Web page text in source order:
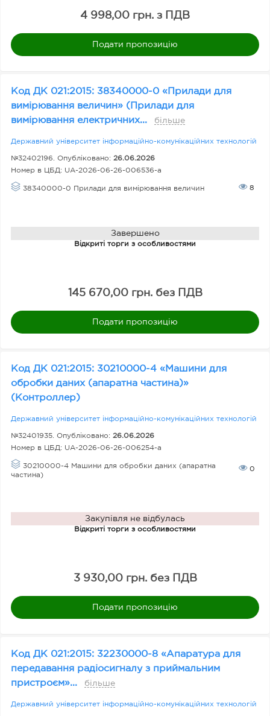
4 998,00 грн. з ПДВ
Подати пропозицію
Код ДК 021:2015: 38340000-0 «Прилади для
вимірювання величин» (Прилади для
вимірювання електричних...
більше
Державний університет інформаційно-комунікаційних технологій
№32402196. Опубліковано: 26.06.2026
Номер в ЦБД: UA-2026-06-26-006536-a
38340000-0 Прилади для вимірювання величин 8
Завершено
Відкриті торги з особливостями
145 670,00 грн. без ПДВ
Подати пропозицію
Код ДК 021:2015: 30210000-4 «Машини для
обробки даних (апаратна частина)»
(Контроллер)
Державний університет інформаційно-комунікаційних технологій
№32401935. Опубліковано: 26.06.2026
Номер в ЦБД: UA-2026-06-26-006254-a
30210000-4 Машини для обробки даних (апаратна
частина)
0
Закупівля не відбулась
Відкриті торги з особливостями
3 930,00 грн. без ПДВ
Подати пропозицію
Код ДК 021:2015: 32230000-8 «Апаратура для
передавання радіосигналу з приймальним
пристроєм»...
більше
Державний університет інформаційно-комунікаційних технологій